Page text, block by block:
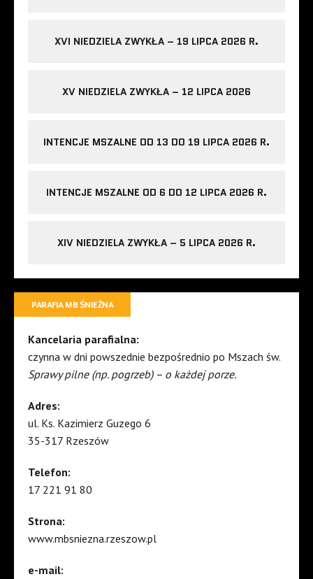
XVI NIEDZIELA ZWYKŁA – 19 LIPCA 2026 R.
XV NIEDZIELA ZWYKŁA – 12 LIPCA 2026
INTENCJE MSZALNE OD 13 DO 19 LIPCA 2026 R.
INTENCJE MSZALNE OD 6 DO 12 LIPCA 2026 R.
XIV NIEDZIELA ZWYKŁA – 5 LIPCA 2026 R.
PARAFIA MB ŚNIEŻNA
Kancelaria parafialna:
czynna w dni powszednie bezpośrednio po Mszach św.
Sprawy pilne (np. pogrzeb) – o każdej porze.
Adres:
ul. Ks. Kazimierz Guzego 6
35-317 Rzeszów
Telefon:
17 221 91 80
Strona:
www.mbsniezna.rzeszow.pl
e-mail: